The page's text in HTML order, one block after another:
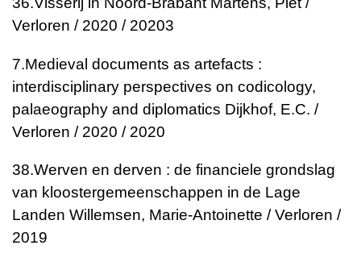
Verloren / 2020 / 20203
7.Medieval documents as artefacts :
interdisciplinary perspectives on codicology,
palaeography and diplomatics Dijkhof, E.C. /
Verloren / 2020 / 2020
38.Werven en derven : de financiele grondslag
van kloostergemeenschappen in de Lage
Landen Willemsen, Marie-Antoinette / Verloren /
2019